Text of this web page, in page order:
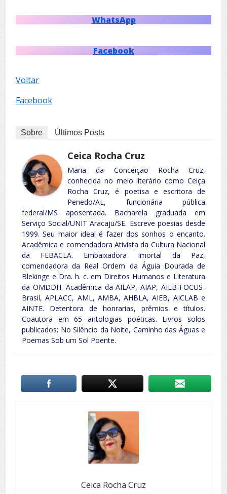
WhatsApp
Facebook
Voltar
Facebook
Sobre Últimos Posts
Ceica Rocha Cruz
Maria da Conceição Rocha Cruz,
conhecida no meio literário como Ceiça
Rocha Cruz, é poetisa e escritora de
Penedo/AL, funcionária pública
federal/MS aposentada. Bacharela graduada em
Serviço Social/UNIT Aracaju/SE. Escreve poesias desde
1999. Seu maior ideal é fazer dos sonhos o encanto.
Acadêmica e comendadora Ativista da Cultura Nacional
da FEBACLA. Embaixadora Imortal da Paz,
comendadora da Real Ordem da Águia Dourada de
Blekinge e Dra. h. c. em Direitos Humanos e Literatura
da OMDDH. Acadêmica da AILAP, AIAP, AILB-FOCUS-
Brasil, APLACC, AML, AMBA, AHBLA, AIEB, AICLAB e
AINTE. Detentora de honrarias, prêmios e títulos.
Coautora em 65 antologias poéticas. Livros solos
publicados: No Silêncio da Noite, Caminho das Águas e
Poemas Sob um Sol Poente.
Ceica Rocha Cruz